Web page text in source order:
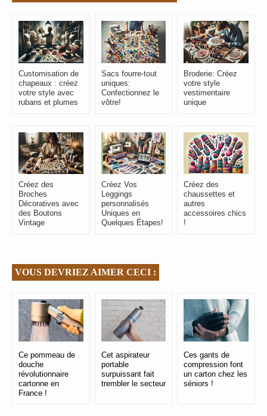
Customisation de
chapeaux : créez
votre style avec
rubans et plumes
Sacs fourre-tout
uniques:
Confectionnez le
vôtre!
Broderie: Créez
votre style
vestimentaire
unique
Créez des
Broches
Décoratives avec
des Boutons
Vintage
Créez Vos
Leggings
personnalisés
Uniques en
Quelques Étapes!
Créez des
chaussettes et
autres
accessoires chics
!
VOUS DEVRIEZ AIMER CECI :
Ce pommeau de
douche
révolutionnaire
cartonne en
France !
Cet aspirateur
portable
surpuissant fait
trembler le secteur
Ces gants de
compression font
un carton chez les
séniors !